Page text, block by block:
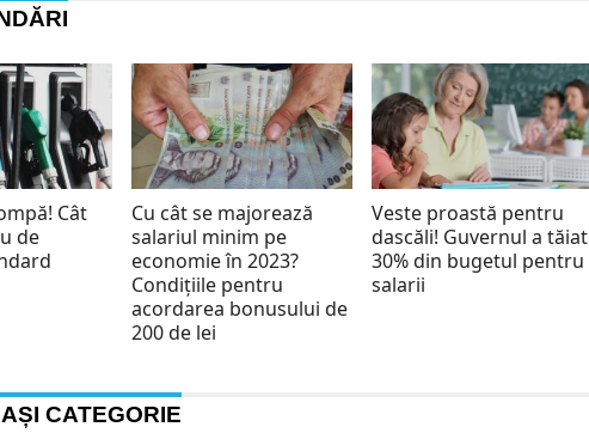
Cât
de
Cu cât se majorează
salariul minim pe
economie în 2023?
Condițiile pentru
acordarea bonusului de
200 de lei
Veste proastă pentru
dascăli! Guvernul a tăiat
30% din bugetul pentru
salarii
CATEGORIE